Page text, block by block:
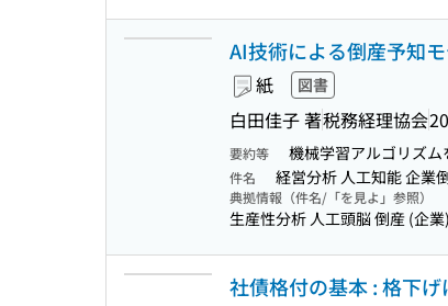
AI技術による倒産予知
紙 図書
白田佳子 著税務経理協会
要約等 機械学習アルゴリズ
件名 経営分析 人工知能 企業
典拠情報（件名/「を見よ」参照）
生産性分析 人工頭脳 倒産 (企
社債格付の基本 : 格下